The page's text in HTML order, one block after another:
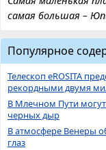
самая большая –
Популярное
Телескоп eROSITA
рекордными двумя
В Млечном Пути
черных дыр
В атмосфере Венеры
глаз